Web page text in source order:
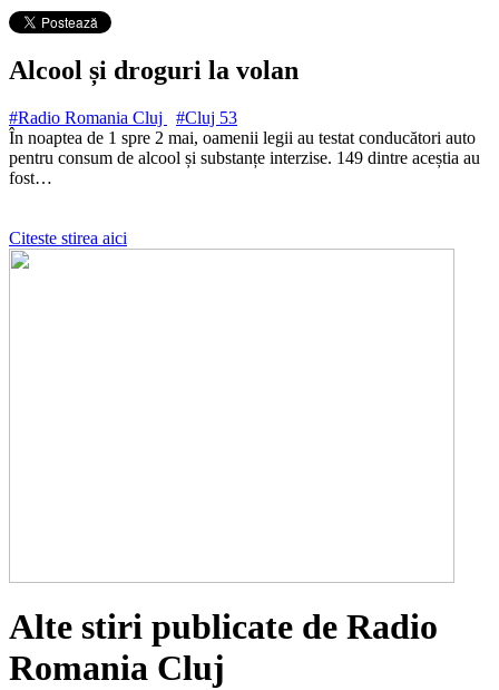
Alcool și droguri la volan
#Radio Romania Cluj #Cluj 53
În noaptea de 1 spre 2 mai, oamenii legii au testat conducători auto
pentru consum de alcool și substanțe interzise. 149 dintre aceștia au
fost…
Citeste stirea aici
Alte stiri publicate de Radio
Romania Cluj